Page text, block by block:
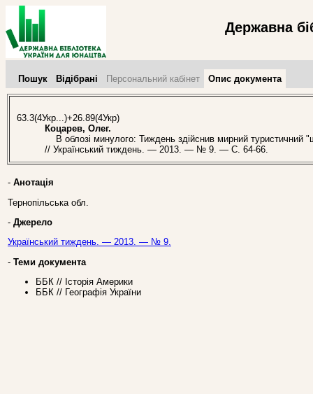
Державна
Пошук Відібрані Персональний кабінет Опис документа
63.3(4Укр...)+26.89(4Укр)
Коцарев, Олег.
В облозі минулого: Тиждень здійснив мирний туристичний
// Український тиждень. — 2013. — № 9. — С. 64-66.
- Анотація
Тернопільська обл.
- Джерело
Український тиждень. — 2013. — № 9.
- Теми документа
ББК // Історія Америки
ББК // Географія України